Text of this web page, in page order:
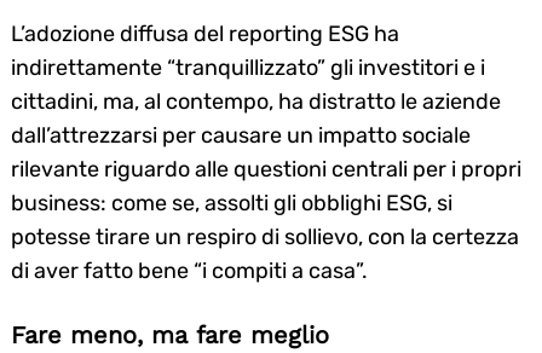
L’adozione diffusa del reporting ESG ha
indirettamente “tranquillizzato” gli investitori e i
cittadini, ma, al contempo, ha distratto le aziende
dall’attrezzarsi per causare un impatto sociale
rilevante riguardo alle questioni centrali per i propri
business: come se, assolti gli obblighi ESG, si
potesse tirare un respiro di sollievo, con la certezza
di aver fatto bene “i compiti a casa”.
Fare meno, ma fare meglio